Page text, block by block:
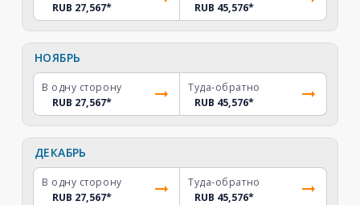
RUB 27,567*
RUB 45,576*
НОЯБРЬ
В одну сторону
RUB 27,567*
Туда-обратно
RUB 45,576*
ДЕКАБРЬ
В одну сторону
RUB 27,567*
Туда-обратно
RUB 45,576*